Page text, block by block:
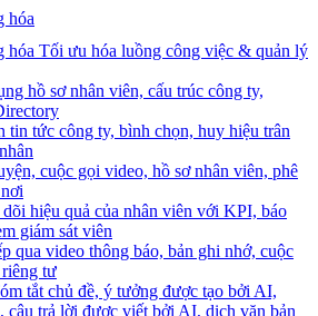
hóa
hóa Tối ưu hóa luồng công việc & quản lý
hồ sơ nhân viên, cấu trúc công ty,
tin tức công ty, bình chọn, huy hiệu trân
cuộc gọi video, hồ sơ nhân viên, phê
hiệu quả của nhân viên với KPI, báo
giám sát viên
qua video thông báo, bản ghi nhớ, cuộc
tư
tắt chủ đề, ý tưởng được tạo bởi AI,
câu trả lời được viết bởi AI, dịch văn bản